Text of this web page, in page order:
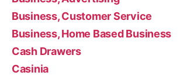
Business, Customer Service
Business, Home Based Business
Cash Drawers
Casinia